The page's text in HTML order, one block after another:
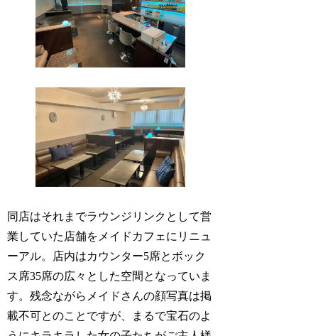
同店はそれまでラウンジリンクとして営
業していた店舗をメイドカフェにリニュ
ーアル。店内はカウンター5席とボック
ス席35席の広々とした空間となっていま
す。残念ながらメイドさんの顔写真は掲
載不可とのことですが、まるで宝石のよ